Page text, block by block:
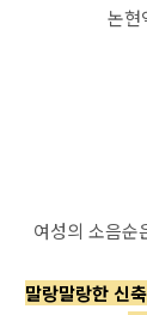
논현
여성의 소음순
말랑말랑한 신